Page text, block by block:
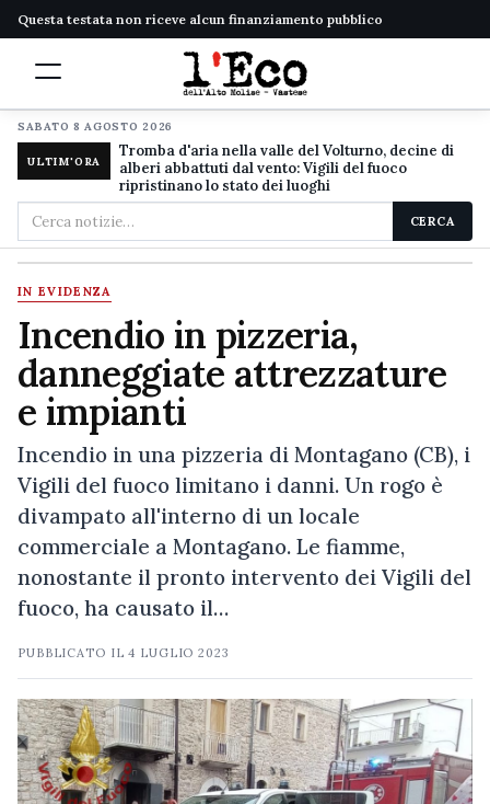
Questa testata non riceve alcun finanziamento pubblico
SABATO 8 AGOSTO 2026
ULTIM'ORA
Tromba d'aria nella valle del Volturno, decine di
alberi abbattuti dal vento: Vigili del fuoco
ripristinano lo stato dei luoghi
Cerca
nel
sito
CERCA
IN EVIDENZA
Incendio in pizzeria,
danneggiate attrezzature
e impianti
Incendio in una pizzeria di Montagano (CB), i
Vigili del fuoco limitano i danni. Un rogo è
divampato all'interno di un locale
commerciale a Montagano. Le fiamme,
nonostante il pronto intervento dei Vigili del
fuoco, ha causato il…
PUBBLICATO IL4 LUGLIO 2023